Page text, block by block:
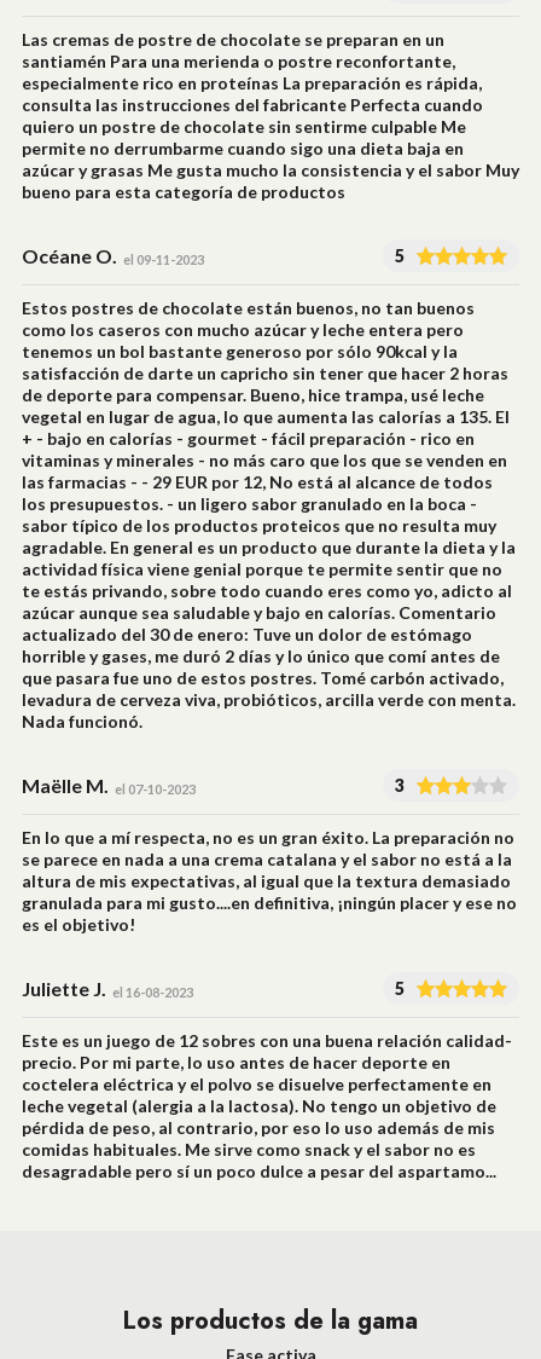
Las cremas de postre de chocolate se preparan en un
santiamén Para una merienda o postre reconfortante,
especialmente rico en proteínas La preparación es rápida,
consulta las instrucciones del fabricante Perfecta cuando
quiero un postre de chocolate sin sentirme culpable Me
permite no derrumbarme cuando sigo una dieta baja en
azúcar y grasas Me gusta mucho la consistencia y el sabor Muy
bueno para esta categoría de productos
Océane O. el 09-11-2023 5
Estos postres de chocolate están buenos, no tan buenos
como los caseros con mucho azúcar y leche entera pero
tenemos un bol bastante generoso por sólo 90kcal y la
satisfacción de darte un capricho sin tener que hacer 2 horas
de deporte para compensar. Bueno, hice trampa, usé leche
vegetal en lugar de agua, lo que aumenta las calorías a 135. El
+ - bajo en calorías - gourmet - fácil preparación - rico en
vitaminas y minerales - no más caro que los que se venden en
las farmacias - - 29 EUR por 12, No está al alcance de todos
los presupuestos. - un ligero sabor granulado en la boca -
sabor típico de los productos proteicos que no resulta muy
agradable. En general es un producto que durante la dieta y la
actividad física viene genial porque te permite sentir que no
te estás privando, sobre todo cuando eres como yo, adicto al
azúcar aunque sea saludable y bajo en calorías. Comentario
actualizado del 30 de enero: Tuve un dolor de estómago
horrible y gases, me duró 2 días y lo único que comí antes de
que pasara fue uno de estos postres. Tomé carbón activado,
levadura de cerveza viva, probióticos, arcilla verde con menta.
Nada funcionó.
Maëlle M. el 07-10-2023 3
En lo que a mí respecta, no es un gran éxito. La preparación no
se parece en nada a una crema catalana y el sabor no está a la
altura de mis expectativas, al igual que la textura demasiado
granulada para mi gusto....en definitiva, ¡ningún placer y ese no
es el objetivo!
Juliette J. el 16-08-2023 5
Este es un juego de 12 sobres con una buena relación calidad-
precio. Por mi parte, lo uso antes de hacer deporte en
coctelera eléctrica y el polvo se disuelve perfectamente en
leche vegetal (alergia a la lactosa). No tengo un objetivo de
pérdida de peso, al contrario, por eso lo uso además de mis
comidas habituales. Me sirve como snack y el sabor no es
desagradable pero sí un poco dulce a pesar del aspartamo...
Los productos de la gama
Fase activa